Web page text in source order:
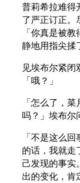
普莉希拉难得
了严正订正。
「你真是被
静地用指尖揉
见埃布尔紧闭
「哦？」
「怎么了，
吗？」埃布尔
「不是这么
的话，我就走
己发现的事实
出的变化，肯